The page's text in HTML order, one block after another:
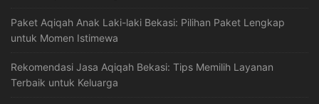
Paket Aqiqah Anak Laki-laki Bekasi: Pilihan Paket Lengkap
untuk Momen Istimewa
Rekomendasi Jasa Aqiqah Bekasi: Tips Memilih Layanan
Terbaik untuk Keluarga